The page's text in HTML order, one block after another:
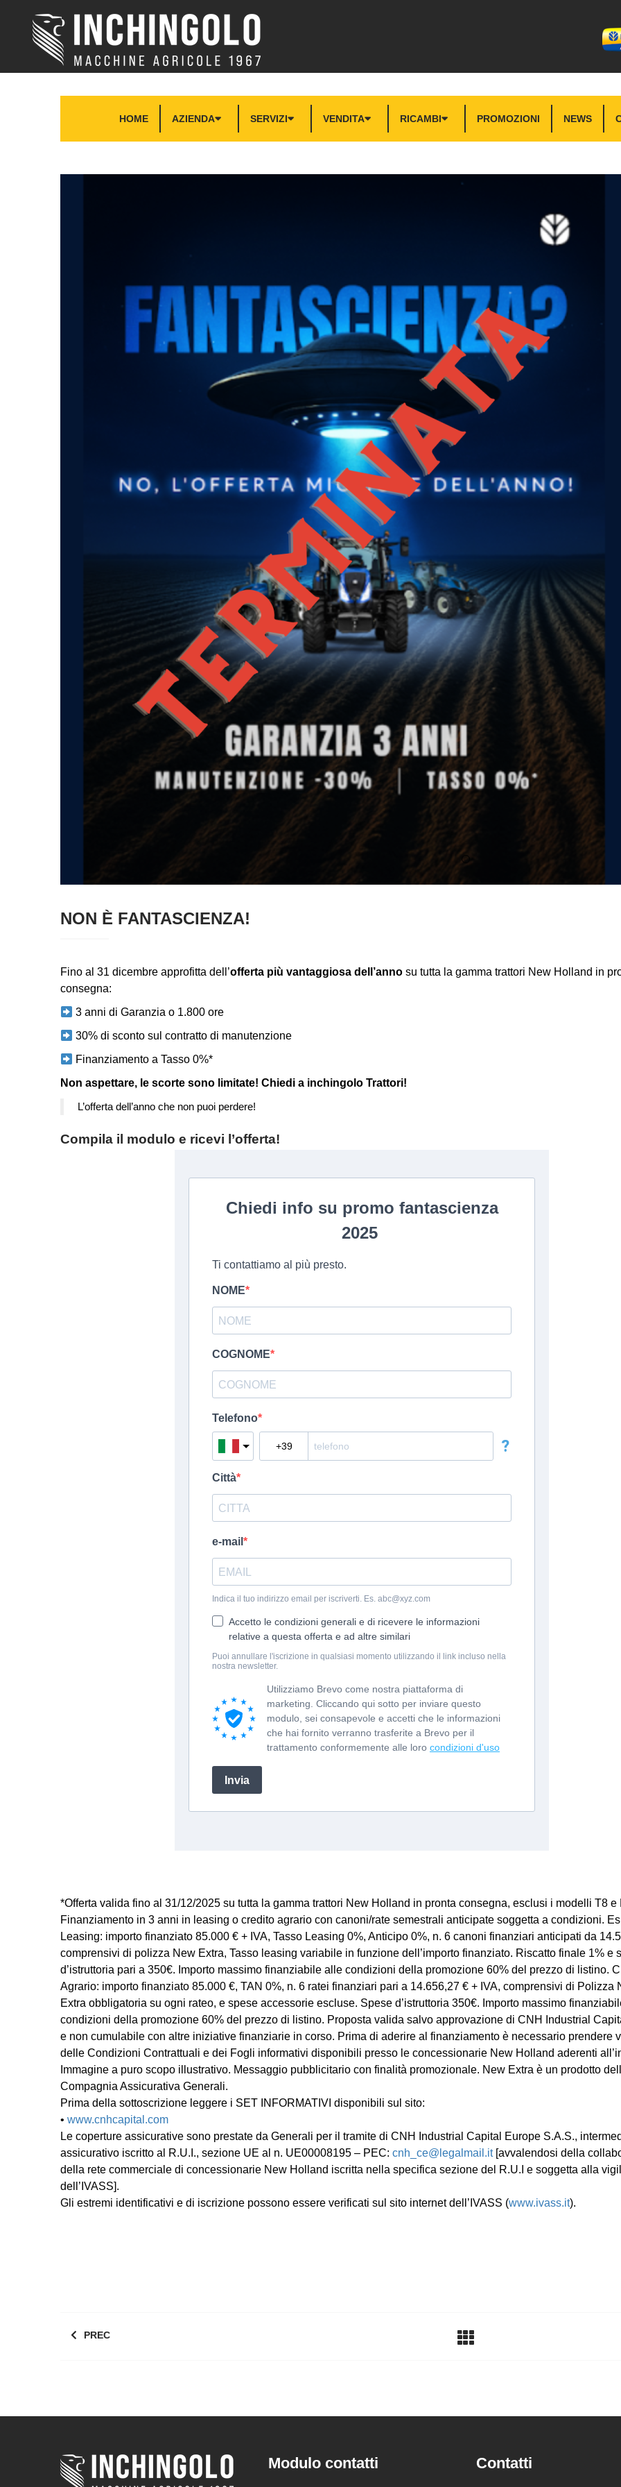
HOME AZIENDA SERVIZI VENDITA RICAMBI PROMOZIONI NEWS
NON È FANTASCIENZA!
Fino al 31 dicembre approfitta dell’offerta più vantaggiosa dell’anno su tutta la gamma trattori New Holland in
consegna:
3 anni di Garanzia o 1.800 ore
30% di sconto sul contratto di manutenzione
Finanziamento a Tasso 0%*
Non aspettare, le scorte sono limitate! Chiedi a inchingolo Trattori!
L’offerta dell’anno che non puoi perdere!
Compila il modulo e ricevi l’offerta!
*Offerta valida fino al 31/12/2025 su tutta la gamma trattori New Holland in pronta consegna, esclusi i modelli T8 e
Finanziamento in 3 anni in leasing o credito agrario con canoni/rate semestrali anticipate soggetta a condizioni.
Leasing: importo finanziato 85.000 € + IVA, Tasso Leasing 0%, Anticipo 0%, n. 6 canoni finanziari anticipati da
comprensivi di polizza New Extra, Tasso leasing variabile in funzione dell’importo finanziato. Riscatto finale 1% e
d’istruttoria pari a 350€. Importo massimo finanziabile alle condizioni della promozione 60% del prezzo di listino.
Agrario: importo finanziato 85.000 €, TAN 0%, n. 6 ratei finanziari pari a 14.656,27 € + IVA, comprensivi di Polizza
Extra obbligatoria su ogni rateo, e spese accessorie escluse. Spese d’istruttoria 350€. Importo massimo
condizioni della promozione 60% del prezzo di listino. Proposta valida salvo approvazione di CNH Industrial
e non cumulabile con altre iniziative finanziarie in corso. Prima di aderire al finanziamento è necessario prendere
delle Condizioni Contrattuali e dei Fogli informativi disponibili presso le concessionarie New Holland aderenti
Immagine a puro scopo illustrativo. Messaggio pubblicitario con finalità promozionale. New Extra è un prodotto
Compagnia Assicurativa Generali.
Prima della sottoscrizione leggere i SET INFORMATIVI disponibili sul sito:
• www.cnhcapital.com
Le coperture assicurative sono prestate da Generali per il tramite di CNH Industrial Capital Europe S.A.S.,
assicurativo iscritto al R.U.I., sezione UE al n. UE00008195 – PEC: cnh_ce@legalmail.it[avvalendosi della
della rete commerciale di concessionarie New Holland iscritta nella specifica sezione del R.U.I e soggetta alla
dell’IVASS].
Gli estremi identificativi e di iscrizione possono essere verificati sul sito internet dell’IVASS (www.ivass.it).
PREC
Modulo contatti Contatti